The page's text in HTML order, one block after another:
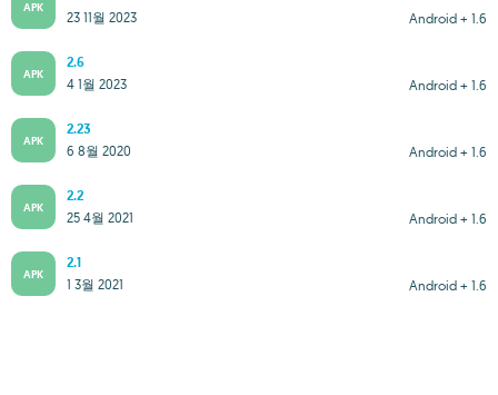
APK
Android + 1.6
23 11월 2023
APK
2.6
Android + 1.6
4 1월 2023
APK
2.23
Android + 1.6
6 8월 2020
APK
2.2
Android + 1.6
25 4월 2021
APK
2.1
Android + 1.6
1 3월 2021